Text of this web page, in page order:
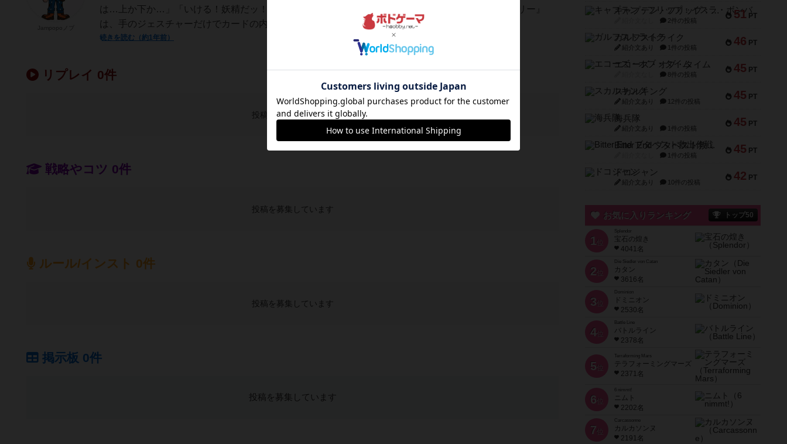
は…上か下か…」「いける！妖精だッ！✊」小さな箱からあふれ出す緊張感と笑いの連続。『フェアリー』
は、手のジェスチャーだけでカードの内容を予想し、点数を積み重ねていく“ひ...
続きを読む（約1年前）
リプレイ 0件
投稿を募集しています
戦略やコツ 0件
投稿を募集しています
ルール/インスト 0件
投稿を募集しています
掲示板 0件
投稿を募集しています
51 PT
キャプテン・フリップ：イスラ・ボンバ
2件の投稿
46 PT
ガルフストライク
紹介文あり 1件の投稿
45 PT
エコーズ・オブ・タイム
8件の投稿
45 PT
スカルキング
紹介文あり 12件の投稿
45 PT
海兵隊
紹介文あり 1件の投稿
45 PT
Bitter End ブタペスト救出作戦
1件の投稿
42 PT
ドコジャン
紹介文あり 10件の投稿
お気に入りランキング トップ50
1 位
宝石の煌き
4041名
2 位
Die Siedler von Catan
カタン
3616名
3 位
ドミニオン
2530名
4位
Battle Line
バトルライン
2378名
5 位
Terraforming Mars
テラフォーミングマーズ
2371名
6 位
ニムト
2202名
7 位
Carcassonne
カルカソンヌ
2191名